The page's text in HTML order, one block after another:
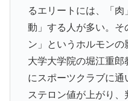
るエリートには、「
動」する人が多い。そ
ン」というホルモン
大学大学院の堀江重
にスポーツクラブに通
ステロン値が上がり